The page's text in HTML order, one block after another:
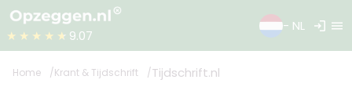
★★★★★ 9.07
- NL login menu
Home Krant & Tijdschrift Tijdschrift.nl